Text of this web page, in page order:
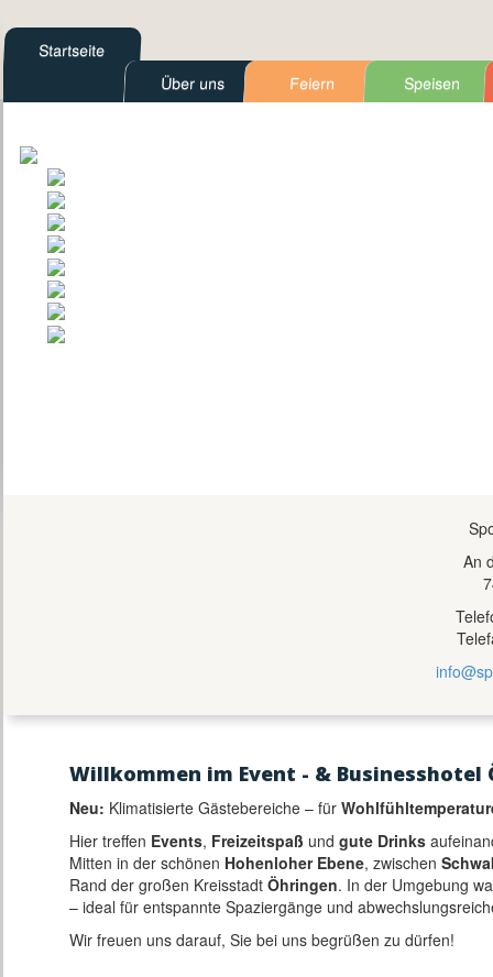
Startseite
Über uns
Feiern Speisen
An
Willkommen im Event - & Businesshotel
Neu: Klimatisierte Gästebereiche – für
Hier treffen Events, Freizeitspaß und gute Drinks
Mitten in der schönen Hohenloher Ebene, zwischen
Rand der großen Kreisstadt Öhringen. In der Umgebung
– ideal für entspannte Spaziergänge und
Wir freuen uns darauf, Sie bei uns begrüßen zu dürfen!